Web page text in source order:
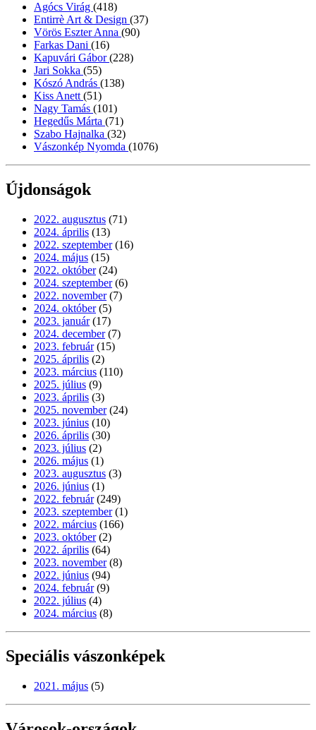
Agócs Virág (418)
Entirrè Art & Design (37)
Vörös Eszter Anna (90)
Farkas Dani (16)
Kapuvári Gábor(228)
Jari Sokka (55)
Kószó András (138)
Kiss Anett (51)
Nagy Tamás (101)
Hegedűs Márta (71)
Szabo Hajnalka (32)
Vászonkép Nyomda (1076)
Újdonságok
2022. augusztus (71)
2024. április (13)
2022. szeptember (16)
2024. május (15)
2022. október (24)
2024. szeptember (6)
2022. november (7)
2024. október (5)
2023. január (17)
2024. december (7)
2023. február (15)
2025. április (2)
2023. március (110)
2025. július (9)
2023. április (3)
2025. november (24)
2023. június (10)
2026. április (30)
2023. július (2)
2026. május (1)
2023. augusztus (3)
2026. június (1)
2022. február (249)
2023. szeptember (1)
2022. március (166)
2023. október (2)
2022. április (64)
2023. november (8)
2022. június (94)
2024. február (9)
2022. július (4)
2024. március (8)
Speciális vászonképek
2021. május (5)